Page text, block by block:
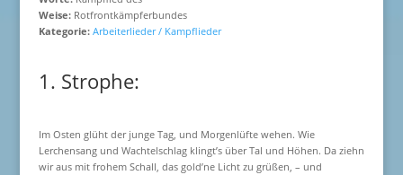
Weise:Rotfrontkämpferbundes
Kategorie: Arbeiterlieder / Kampflieder
1. Strophe:
Im Osten glüht der junge Tag, und Morgenlüfte wehen. Wie
Lerchensang und Wachtelschlag klingt’s über Tal und Höhen. Da ziehn
wir aus mit frohem Schall, das gold’ne Licht zu grüßen, – und